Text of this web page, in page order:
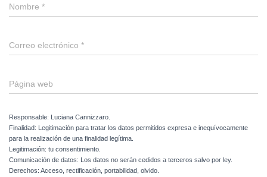
Nombre *
Correo electrónico *
Página web
Responsable: Luciana Cannizzaro.
Finalidad: Legitimación para tratar los datos permitidos expresa e inequívocamente
para la realización de una finalidad legítima.
Legitimación: tu consentimiento.
Comunicación de datos: Los datos no serán cedidos a terceros salvo por ley.
Derechos: Acceso, rectificación, portabilidad, olvido.